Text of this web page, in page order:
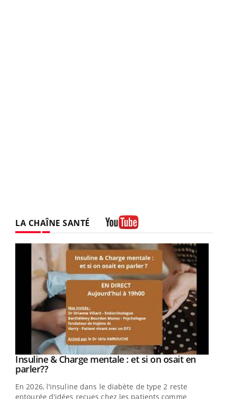
LA CHAÎNE SANTÉ
Youtube
Insuline & Charge mentale : et si on osait en
parler??Youtube
En 2026, l'insuline dans le diabète de type 2 reste
entourée d'idées reçues chez les patients comme